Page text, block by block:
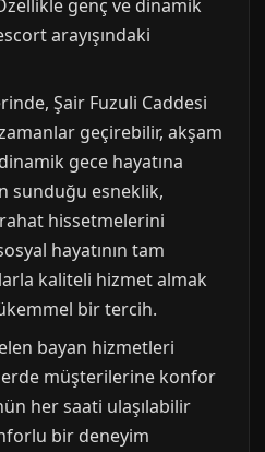
genç ve dinamik
arayışındaki
Şair Fuzuli Caddesi
geçirebilir, akşam
gece hayatına
sunduğu esneklik,
hissetmelerini
hayatının tam
kaliteli hizmet almak
bir tercih.
bayan hizmetleri
müşterilerine konfor
her saati ulaşılabilir
bir deneyim